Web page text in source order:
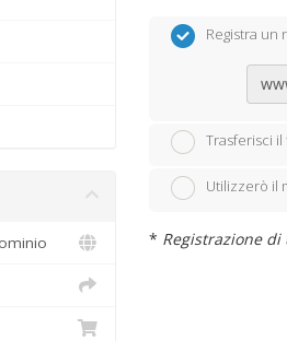
Registra un
Trasferisci
Utilizzerò il
* Registrazione